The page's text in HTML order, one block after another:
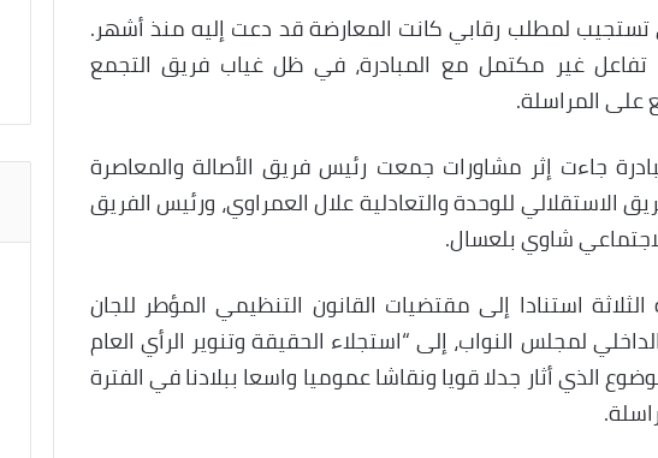
تستجيب لمطلب رقابي كانت المعارضة قد دعت إليه منذ أشهر.
غير مكتمل مع المبادرة، في ظل غياب فريق التجمع
على المراسلة.
جاءت إثر مشاورات جمعت رئيس فريق الأصالة والمعاصرة
الاستقلالي للوحدة والتعادلية علال العمراوي، ورئيس الفريق
شاوي بلعسال.
استنادا إلى مقتضيات القانون التنظيمي المؤطر للجان
لمجلس النواب، إلى “استجلاء الحقيقة وتنوير الرأي العام
الذي أثار جدلا قويا ونقاشا عموميا واسعا ببلادنا في الفترة